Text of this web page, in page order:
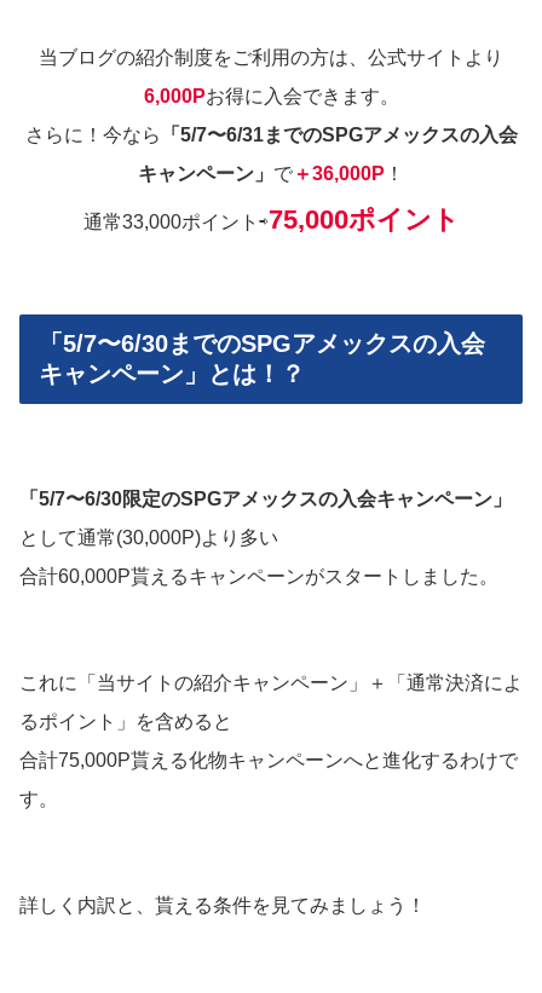
当ブログの紹介制度をご利用の方は、公式サイトより
6,000Pお得に入会できます。
さらに！今なら 「5/7〜6/31までのSPGアメックスの入会
キャンペーン」 で＋36,000P ！
通常33,000ポイント⇨75,000ポイント
「5/7〜6/30までのSPGアメックスの入会
キャンペーン」とは！？
「5/7〜6/30限定のSPGアメックスの入会キャンペーン」
として通常(30,000P)より多い
合計60,000P貰えるキャンペーンがスタートしました。
これに「当サイトの紹介キャンペーン」＋「通常決済によ
るポイント」を含めると
合計75,000P貰える化物キャンペーンへと進化するわけで
す。
詳しく内訳と、貰える条件を見てみましょう！